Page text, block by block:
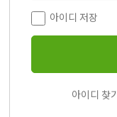
아이디 저장
아이디 찾기